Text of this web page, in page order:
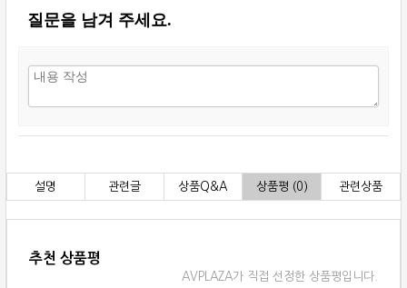
질문을 남겨 주세요.
설명 관련글 상품Q&A 상품평 (0) 관련상품
추천 상품평
AVPLAZA가 직접 선정한 상품평입니다.